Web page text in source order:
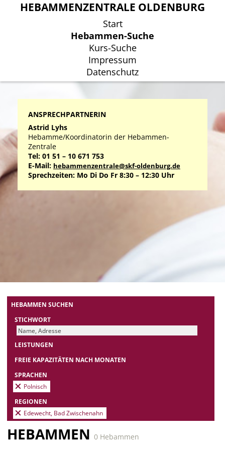
HEBAMMENZENTRALE OLDENBURG
Start
Hebammen-Suche
Kurs-Suche
Impressum
Datenschutz
HEBAMMENZENTRALE OLDENBURG
Start
Hebammen-Suche
Kurs-Suche
Impressum
Datenschutz
ANSPRECHPARTNERIN
Astrid Lyhs
Hebamme/Koordinatorin der Hebammen-
Zentrale
Tel: 01 51 – 10 671 753
E-Mail: hebammenzentrale@skf-oldenburg.de
Sprechzeiten: Mo Di Do Fr 8:30 – 12:30 Uhr
HEBAMMEN SUCHEN
STICHWORT
LEISTUNGEN
FREIE KAPAZITÄTEN NACH MONATEN
SPRACHEN
Polnisch
REGIONEN
Edewecht, Bad Zwischenahn
HEBAMMEN 0 Hebammen